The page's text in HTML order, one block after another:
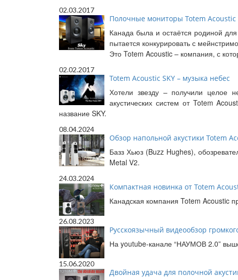
02.03.2017
Полочные мониторы Totem Acoustic
Канада была и остаётся родиной
пытается конкурировать с
Это Totem Acoustic – компания, с
02.02.2017
Totem Acoustic SKY – музыка небес
Хотели звезду – получили целое
акустических систем от Totem
название SKY.
08.04.2024
Обзор напольной акустики Totem
Базз Хьюз (Buzz Hughes),
Metal V2.
24.03.2024
Компактная новинка от Totem
Канадская компания Totem Acoustic
26.08.2023
Русскоязычный видеообзор
На youtube-канале “НАУМОВ 2.0”
15.06.2020
Двойная удача для полочной